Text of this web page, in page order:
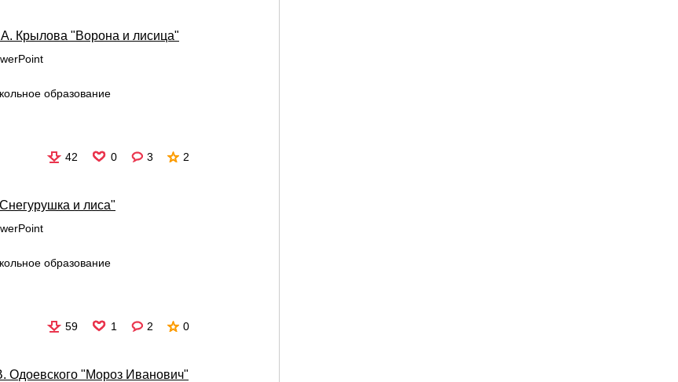
Крылова "Ворона и лисица"
образование
42 0 3 2
и лиса"
образование
59 1 2 0
Одоевского "Мороз Иванович"